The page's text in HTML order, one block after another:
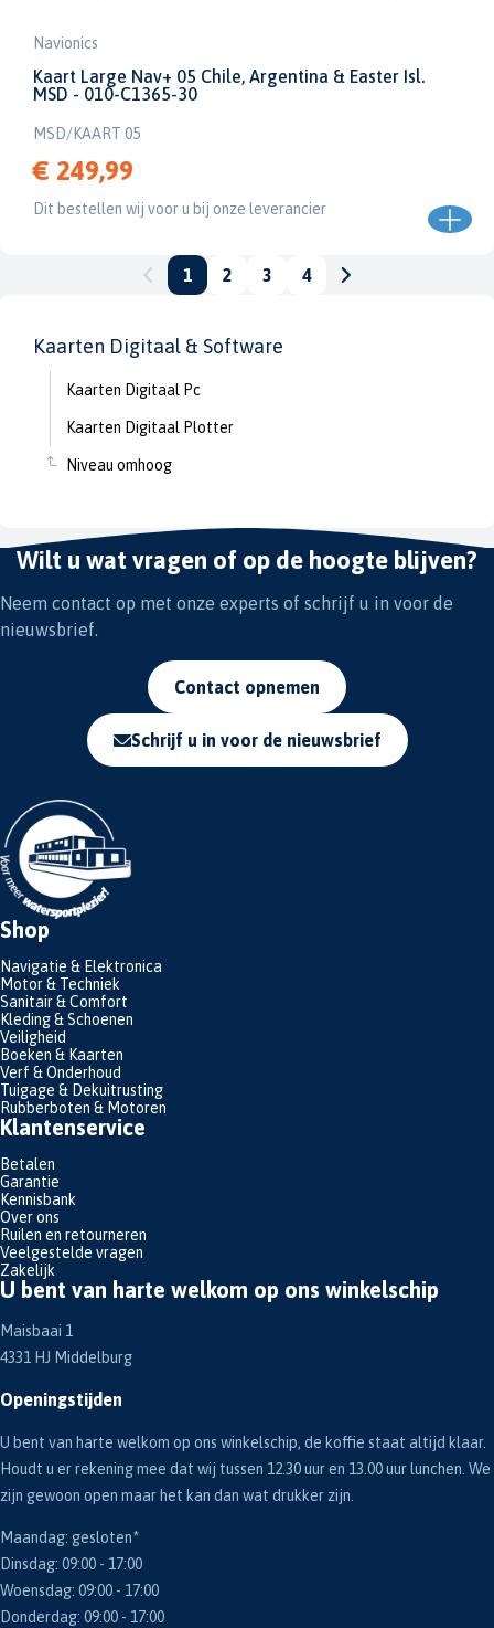
Kaarten Digitaal & Software
Kaarten Digitaal Pc
Kaarten Digitaal Plotter
Niveau omhoog
Navionics
Kaart Large Nav+ 05 Chile, Argentina & Easter Isl.
MSD - 010-C1365-30
MSD/KAART 05
€ 249,99
Dit bestellen wij voor u bij onze leverancier
1 2 3 4
Wilt u wat vragen of op de hoogte blijven?
Neem contact op met onze experts of schrijf u in voor de
nieuwsbrief.
Contact opnemen
Schrijf u in voor de nieuwsbrief
Shop
Navigatie & Elektronica
Motor & Techniek
Sanitair & Comfort
Kleding & Schoenen
Veiligheid
Boeken & Kaarten
Verf & Onderhoud
Tuigage & Dekuitrusting
Rubberboten & Motoren
Klantenservice
Betalen
Garantie
Kennisbank
Over ons
Ruilen en retourneren
Veelgestelde vragen
Zakelijk
U bent van harte welkom op ons winkelschip
Maisbaai 1
4331 HJ Middelburg
Openingstijden
U bent van harte welkom op ons winkelschip, de koffie staat altijd klaar.
Houdt u er rekening mee dat wij tussen 12.30 uur en 13.00 uur lunchen. We
zijn gewoon open maar het kan dan wat drukker zijn.
Maandag: gesloten*
Dinsdag: 09:00 - 17:00
Woensdag: 09:00 - 17:00
Donderdag: 09:00 - 17:00